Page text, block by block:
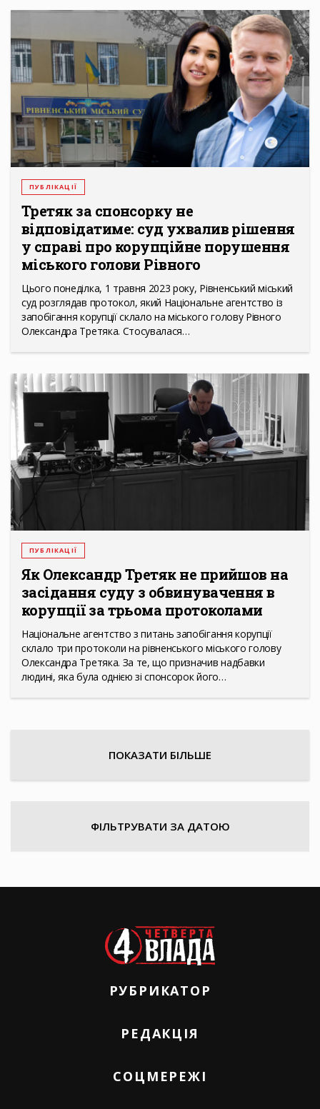
ПУБЛІКАЦІЇ
Третяк за спонсорку не
відповідатиме: суд ухвалив рішення
у справі про корупційне порушення
міського голови Рівного
Цього понеділка, 1 травня 2023 року, Рівненський міський
суд розглядав протокол, який Національне агентство із
запобігання корупції склало на міського голову Рівного
Олександра Третяка. Стосувалася…
ПУБЛІКАЦІЇ
Як Олександр Третяк не прийшов на
засідання суду з обвинувачення в
корупції за трьома протоколами
Національне агентство з питань запобігання корупції
склало три протоколи на рівненського міського голову
Олександра Третяка. За те, що призначив надбавки
людині, яка була однією зі спонсорок його…
ПОКАЗАТИ БІЛЬШЕ
ФІЛЬТРУВАТИ ЗА ДАТОЮ
РУБРИКАТОР
РЕДАКЦІЯ
СОЦМЕРЕЖІ